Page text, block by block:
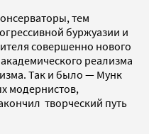
тем
буржуазии и
совершенно нового
реализма
Так и было — Мунк
модернистов,
творческий путь